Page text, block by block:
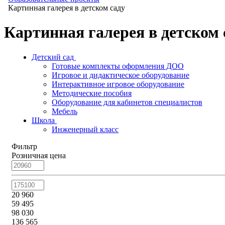
Картинная галерея в детском саду
Картинная галерея в детском
Детский сад
Готовые комплекты оформления ДОО
Игровое и дидактическое оборудование
Интерактивное игровое оборудование
Методические пособия
Оборудование для кабинетов специалистов
Мебель
Школа
Инженерный класс
Фильтр
Розничная цена
20 960
59 495
98 030
136 565